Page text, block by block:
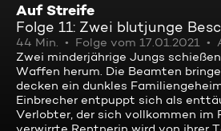
Auf Streife
Folge 11: Zwei blutjunge
44 Min. Folge vom 17.01.2021
Zwei minderjährige Jungs
Waffen herum. Die Beamten
decken ein dunkles
Einbrecher entpuppt sich als
Verlobter, der sich vollkommen im